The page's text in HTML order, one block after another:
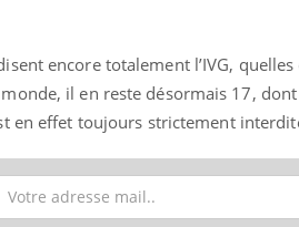
encore totalement l’IVG,
il en reste désormais 17,
en effet toujours strictement